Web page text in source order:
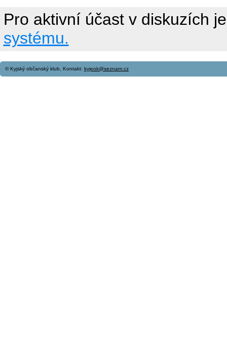
Pro aktivní účast v diskuzích
systému.
© Kyjský občanský klub, Kontakt: kyjeok@seznam.cz